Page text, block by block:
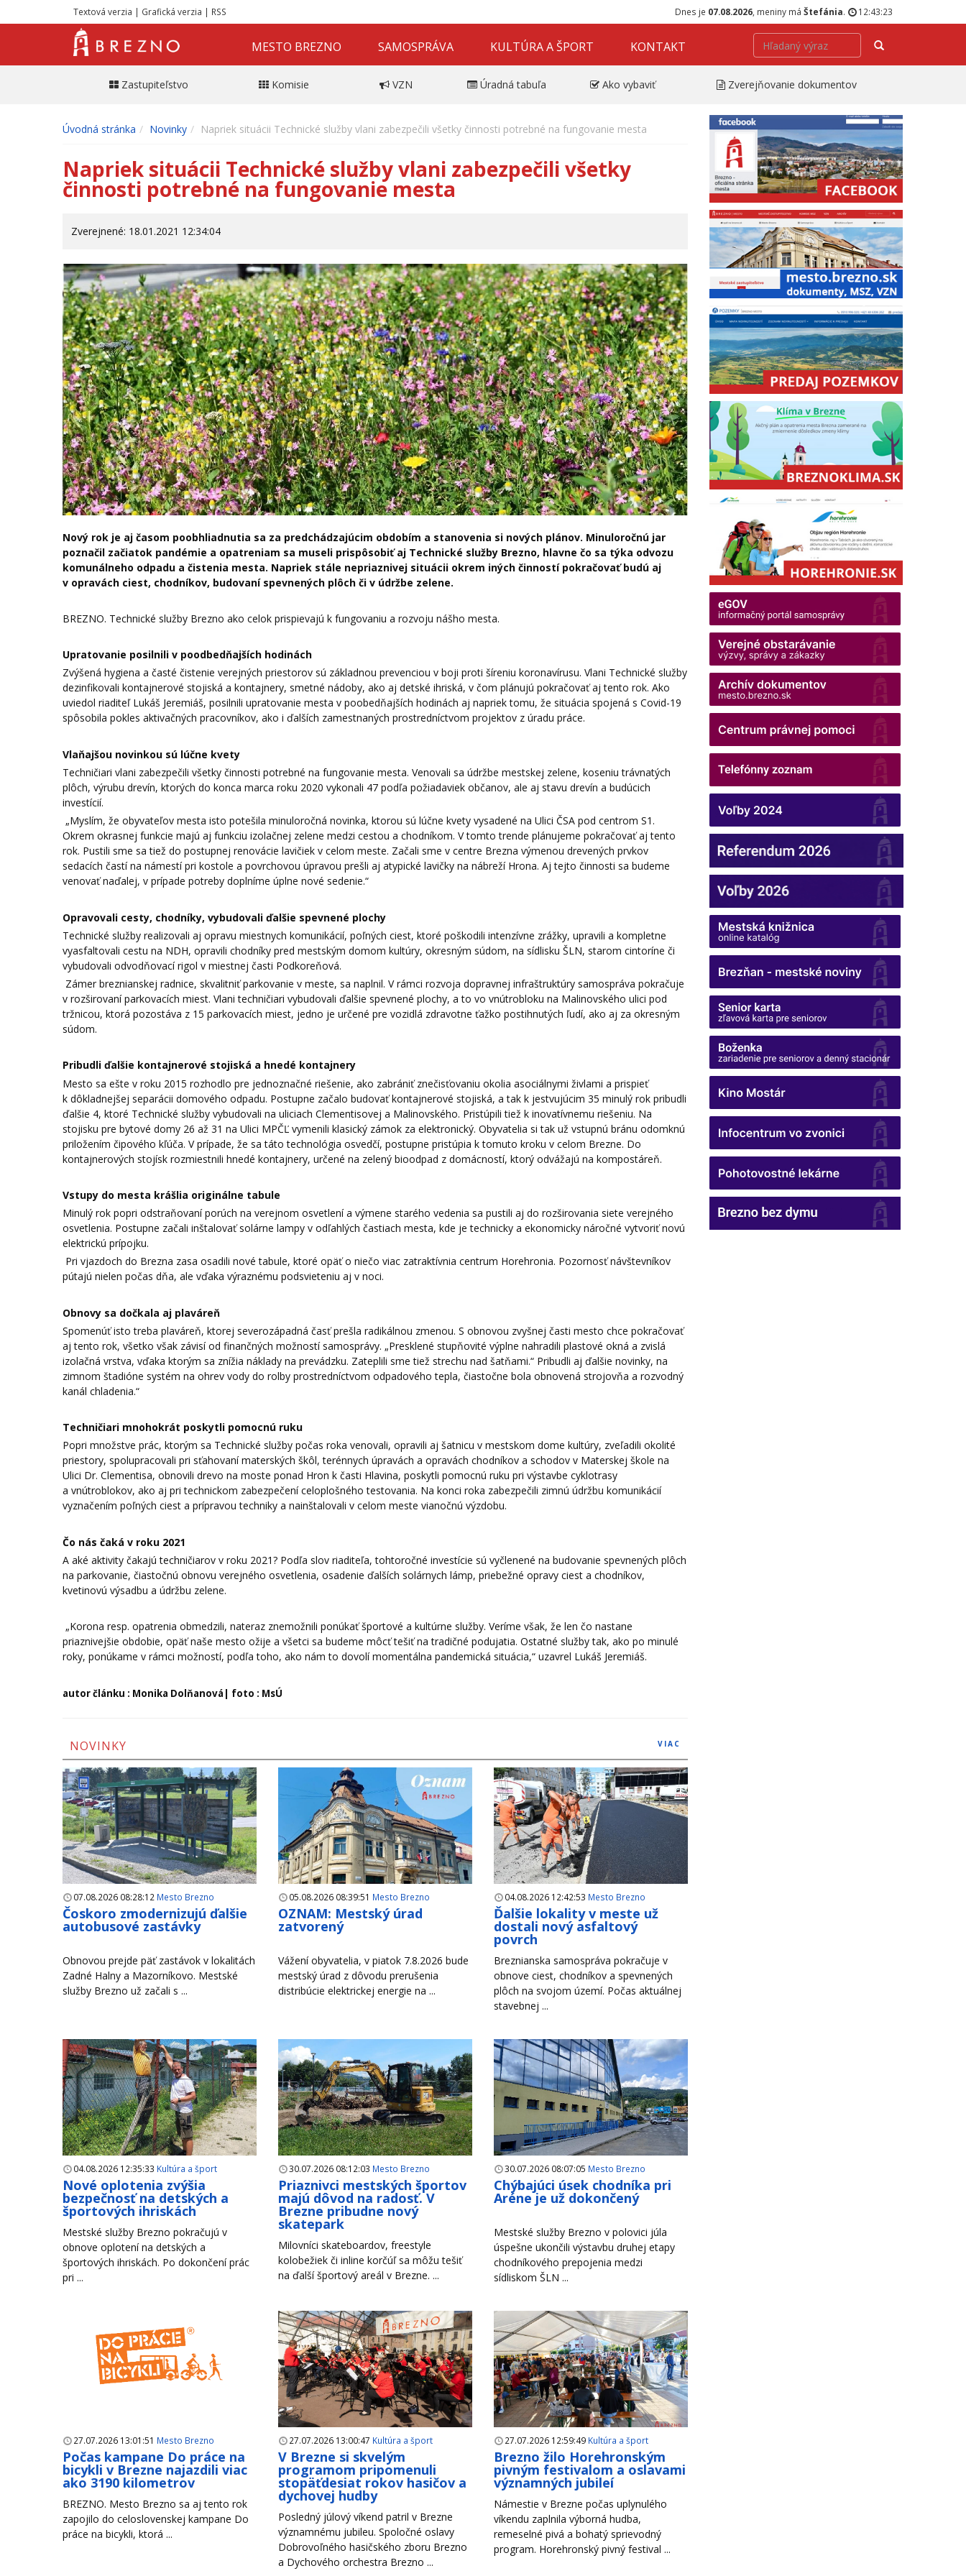
Textová verzia | Grafická verzia | RSS Dnes je 07.08.2026 , meniny má Štefánia. 12:43:24
MESTO BREZNO SAMOSPRÁVA KULTÚRA A ŠPORT KONTAKT Hľadať
Zastupiteľstvo Komisie VZN Úradná tabuľa Ako vybaviť Zverejňovanie dokumentov
Úvodná stránka Novinky Napriek situácii Technické služby vlani zabezpečili všetky činnosti potrebné na fungovanie mesta
Napriek situácii Technické služby vlani zabezpečili všetky
činnosti potrebné na fungovanie mesta
Zverejnené: 18.01.2021 12:34:04
Nový rok je aj časom poobhliadnutia sa za predchádzajúcim obdobím a stanovenia si nových plánov. Minuloročnú jar
poznačil začiatok pandémie a opatreniam sa museli prispôsobiť aj Technické služby Brezno, hlavne čo sa týka odvozu
komunálneho odpadu a čistenia mesta. Napriek stále nepriaznivej situácii okrem iných činností pokračovať budú aj
v opravách ciest, chodníkov, budovaní spevnených plôch či v údržbe zelene.
BREZNO. Technické služby Brezno ako celok prispievajú k fungovaniu a rozvoju nášho mesta.
Upratovanie posilnili v poodbedňajších hodinách
Zvýšená hygiena a časté čistenie verejných priestorov sú základnou prevenciou v boji proti šíreniu koronavírusu. Vlani Technické služby
dezinfikovali kontajnerové stojiská a kontajnery, smetné nádoby, ako aj detské ihriská, v čom plánujú pokračovať aj tento rok. Ako
uviedol riaditeľ Lukáš Jeremiáš, posilnili upratovanie mesta v poobedňajších hodinách aj napriek tomu, že situácia spojená s Covid-19
spôsobila pokles aktivačných pracovníkov, ako i ďalších zamestnaných prostredníctvom projektov z úradu práce.
Vlaňajšou novinkou sú lúčne kvety
Techničiari vlani zabezpečili všetky činnosti potrebné na fungovanie mesta. Venovali sa údržbe mestskej zelene, koseniu trávnatých
plôch, výrubu drevín, ktorých do konca marca roku 2020 vykonali 47 podľa požiadaviek občanov, ale aj stavu drevín a budúcich
investícií.
„Myslím, že obyvateľov mesta isto potešila minuloročná novinka, ktorou sú lúčne kvety vysadené na Ulici ČSA pod centrom S1.
Okrem okrasnej funkcie majú aj funkciu izolačnej zelene medzi cestou a chodníkom. V tomto trende plánujeme pokračovať aj tento
rok. Pustili sme sa tiež do postupnej renovácie lavičiek v celom meste. Začali sme v centre Brezna výmenou drevených prvkov
sedacích častí na námestí pri kostole a povrchovou úpravou prešli aj atypické lavičky na nábreží Hrona. Aj tejto činnosti sa budeme
venovať naďalej, v prípade potreby doplníme úplne nové sedenie.“
Opravovali cesty, chodníky, vybudovali ďalšie spevnené plochy
Technické služby realizovali aj opravu miestnych komunikácií, poľných ciest, ktoré poškodili intenzívne zrážky, upravili a kompletne
vyasfaltovali cestu na NDH, opravili chodníky pred mestským domom kultúry, okresným súdom, na sídlisku ŠLN, starom cintoríne či
vybudovali odvodňovací rigol v miestnej časti Podkoreňová.
Zámer breznianskej radnice, skvalitniť parkovanie v meste, sa naplnil. V rámci rozvoja dopravnej infraštruktúry samospráva pokračuje
v rozširovaní parkovacích miest. Vlani techničiari vybudovali ďalšie spevnené plochy, a to vo vnútrobloku na Malinovského ulici pod
tržnicou, ktorá pozostáva z 15 parkovacích miest, jedno je určené pre vozidlá zdravotne ťažko postihnutých ľudí, ako aj za okresným
súdom.
Pribudli ďalšie kontajnerové stojiská a hnedé kontajnery
Mesto sa ešte v roku 2015 rozhodlo pre jednoznačné riešenie, ako zabrániť znečisťovaniu okolia asociálnymi živlami a prispieť
k dôkladnejšej separácii domového odpadu. Postupne začalo budovať kontajnerové stojiská, a tak k jestvujúcim 35 minulý rok pribudli
ďalšie 4, ktoré Technické služby vybudovali na uliciach Clementisovej a Malinovského. Pristúpili tiež k inovatívnemu riešeniu. Na
stojisku pre bytové domy 26 až 31 na Ulici MPČĽ vymenili klasický zámok za elektronický. Obyvatelia si tak už vstupnú bránu odomknú
priložením čipového kľúča. V prípade, že sa táto technológia osvedčí, postupne pristúpia k tomuto kroku v celom Brezne. Do
kontajnerových stojísk rozmiestnili hnedé kontajnery, určené na zelený bioodpad z domácností, ktorý odvážajú na kompostáreň.
Vstupy do mesta krášlia originálne tabule
Minulý rok popri odstraňovaní porúch na verejnom osvetlení a výmene starého vedenia sa pustili aj do rozširovania siete verejného
osvetlenia. Postupne začali inštalovať solárne lampy v odľahlých častiach mesta, kde je technicky a ekonomicky náročné vytvoriť novú
elektrickú prípojku.
Pri vjazdoch do Brezna zasa osadili nové tabule, ktoré opäť o niečo viac zatraktívnia centrum Horehronia. Pozornosť návštevníkov
pútajú nielen počas dňa, ale vďaka výraznému podsvieteniu aj v noci.
Obnovy sa dočkala aj plaváreň
Spomenúť isto treba plaváreň, ktorej severozápadná časť prešla radikálnou zmenou. S obnovou zvyšnej časti mesto chce pokračovať
aj tento rok, všetko však závisí od finančných možností samosprávy. „Presklené stupňovité výplne nahradili plastové okná a zvislá
izolačná vrstva, vďaka ktorým sa znížia náklady na prevádzku. Zateplili sme tiež strechu nad šatňami.“ Pribudli aj ďalšie novinky, na
zimnom štadióne systém na ohrev vody do rolby prostredníctvom odpadového tepla, čiastočne bola obnovená strojovňa a rozvodný
kanál chladenia.“
Techničiari mnohokrát poskytli pomocnú ruku
Popri množstve prác, ktorým sa Technické služby počas roka venovali, opravili aj šatnicu v mestskom dome kultúry, zveľadili okolité
priestory, spolupracovali pri sťahovaní materských škôl, terénnych úpravách a opravách chodníkov a schodov v Materskej škole na
Ulici Dr. Clementisa, obnovili drevo na moste ponad Hron k časti Hlavina, poskytli pomocnú ruku pri výstavbe cyklotrasy
a vnútroblokov, ako aj pri technickom zabezpečení celoplošného testovania. Na konci roka zabezpečili zimnú údržbu komunikácií
vyznačením poľných ciest a prípravou techniky a nainštalovali v celom meste vianočnú výzdobu.
Čo nás čaká v roku 2021
A aké aktivity čakajú techničiarov v roku 2021? Podľa slov riaditeľa, tohtoročné investície sú vyčlenené na budovanie spevnených plôch
na parkovanie, čiastočnú obnovu verejného osvetlenia, osadenie ďalších solárnych lámp, priebežné opravy ciest a chodníkov,
kvetinovú výsadbu a údržbu zelene.
„Korona resp. opatrenia obmedzili, nateraz znemožnili ponúkať športové a kultúrne služby. Veríme však, že len čo nastane
priaznivejšie obdobie, opäť naše mesto ožije a všetci sa budeme môcť tešiť na tradičné podujatia. Ostatné služby tak, ako po minulé
roky, ponúkame v rámci možností, podľa toho, ako nám to dovolí momentálna pandemická situácia,“ uzavrel Lukáš Jeremiáš.
autor článku : Monika Dolňanová| foto : MsÚ
NOVINKY VIAC
07.08.2026 08:28:12 Mesto Brezno
Čoskoro zmodernizujú ďalšie
autobusové zastávky
Obnovou prejde päť zastávok v lokalitách
Zadné Halny a Mazorníkovo. Mestské
služby Brezno už začali s ...
05.08.2026 08:39:51 Mesto Brezno
OZNAM: Mestský úrad
zatvorený
Vážení obyvatelia, v piatok 7.8.2026 bude
mestský úrad z dôvodu prerušenia
distribúcie elektrickej energie na ...
04.08.2026 12:42:53 Mesto Brezno
Ďalšie lokality v meste už
dostali nový asfaltový
povrch
Breznianska samospráva pokračuje v
obnove ciest, chodníkov a spevnených
plôch na svojom území. Počas aktuálnej
stavebnej ...
04.08.2026 12:35:33 Kultúra a šport
Nové oplotenia zvýšia
bezpečnosť na detských a
športových ihriskách
Mestské služby Brezno pokračujú v
obnove oplotení na detských a
športových ihriskách. Po dokončení prác
pri ...
30.07.2026 08:12:03 Mesto Brezno
Priaznivci mestských športov
majú dôvod na radosť. V
Brezne pribudne nový
skatepark
Milovníci skateboardov, freestyle
kolobežiek či inline korčúľ sa môžu tešiť
na ďalší športový areál v Brezne. ...
30.07.2026 08:07:05 Mesto Brezno
Chýbajúci úsek chodníka pri
Aréne je už dokončený
Mestské služby Brezno v polovici júla
úspešne ukončili výstavbu druhej etapy
chodníkového prepojenia medzi
sídliskom ŠLN ...
27.07.2026 13:01:51 Mesto Brezno
Počas kampane Do práce na
bicykli v Brezne najazdili viac
ako 3190 kilometrov
BREZNO. Mesto Brezno sa aj tento rok
zapojilo do celoslovenskej kampane Do
práce na bicykli, ktorá ...
27.07.2026 13:00:47 Kultúra a šport
V Brezne si skvelým
programom pripomenuli
stopäťdesiat rokov hasičov a
dychovej hudby
Posledný júlový víkend patril v Brezne
významnému jubileu. Spoločné oslavy
Dobrovoľného hasičského zboru Brezno
a Dychového orchestra Brezno ...
27.07.2026 12:59:49 Kultúra a šport
Brezno žilo Horehronským
pivným festivalom a oslavami
významných jubileí
Námestie v Brezne počas uplynulého
víkendu zaplnila výborná hudba,
remeselné pivá a bohatý sprievodný
program. Horehronský pivný festival ...